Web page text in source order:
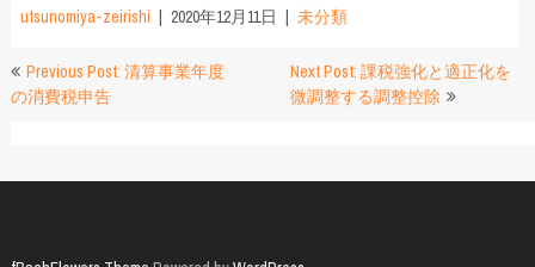
utsunomiya-zeirishi
2020年12月11日 未分類
投
稿
ビ
Previous Post: 清算事業年度
の消費税申告
Next Post: 課税強化と適正化を
微調整する調整控除